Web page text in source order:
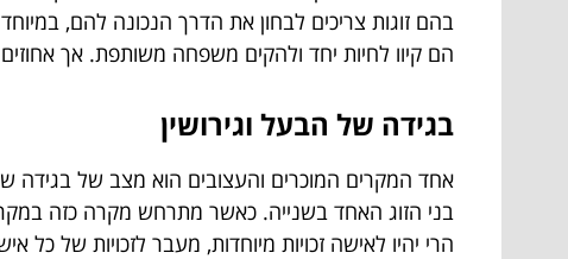
בהם זוגות צריכים לבחון את הדרך הנכונה להם,
הם קיוו לחיות יחד ולהקים משפחה משותפת. אך
בגידה של הבעל וגירושין
אחד המקרים המוכרים והעצובים הוא מצב של בגידה
בני הזוג האחד בשנייה. כאשר מתרחש מקרה כזה
הרי יהיו לאישה זכויות מיוחדות, מעבר לזכויות של